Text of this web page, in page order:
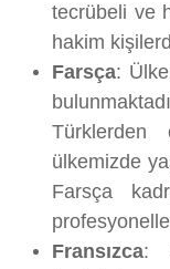
tecrübeli ve
hakim
Farsça:
Türklerden
ülkemizde
Farsça
Fransızca: